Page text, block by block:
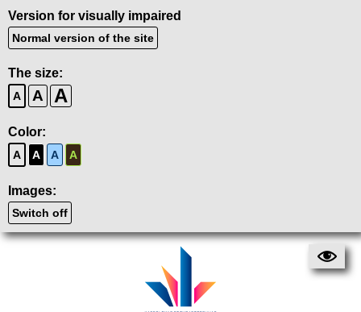
Version for visually impaired
Normal version of the site
The size:
A A A
Color:
A A A A
Images:
Switch off